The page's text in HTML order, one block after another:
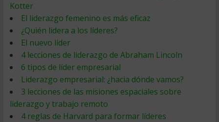
Kotter
El liderazgo femenino es más eficaz
¿Quién lidera a los líderes?
El nuevo líder
4 lecciones de liderazgo de Abraham Lincoln
6 tipos de líder empresarial
Liderazgo empresarial: ¿hacia dónde vamos?
3 lecciones de las misiones espaciales sobre
liderazgo y trabajo remoto
4 reglas de Harvard para formar líderes